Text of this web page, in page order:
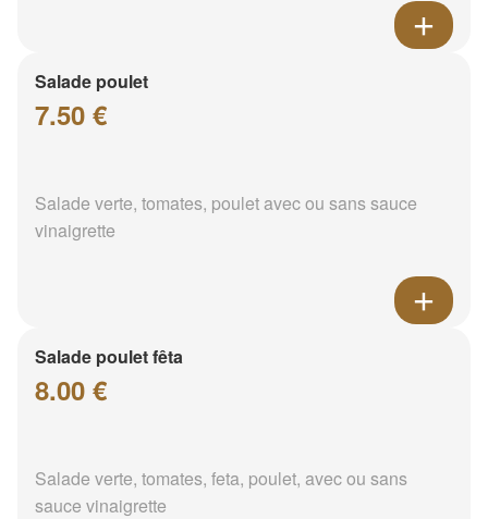
Salade poulet
7.50 €
Salade verte, tomates, poulet avec ou sans sauce
vinaigrette
Salade poulet fêta
8.00 €
Salade verte, tomates, feta, poulet, avec ou sans
sauce vinaigrette